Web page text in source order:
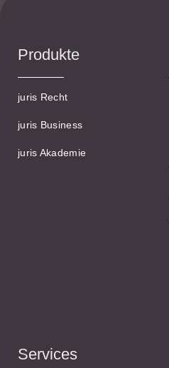
Produkte
juris Recht
juris Business
juris Akademie
Services